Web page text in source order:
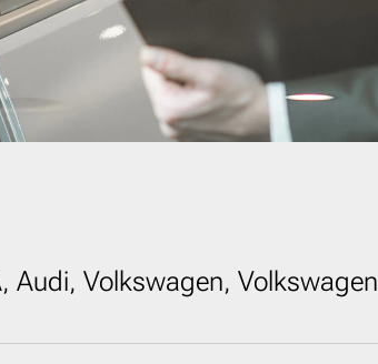
Audi, Volkswagen, Volkswagen